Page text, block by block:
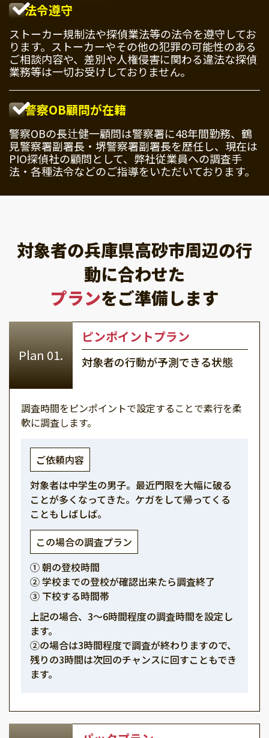
法令遵守
ストーカー規制法や探偵業法等の法令を遵守してお
ります。ストーカーやその他の犯罪の可能性のある
ご相談内容や、差別や人権侵害に関わる違法な探偵
業務等は一切お受けしておりません。
警察OB顧問が在籍
警察OBの長辻健一顧問は警察署に48年間勤務、鶴
見警察署副署長・堺警察署副署長を歴任し、現在は
PIO探偵社の顧問として、弊社従業員への調査手
法・各種法令などのご指導をいただいております。
対象者の兵庫県高砂市周辺の行
動に合わせた
プランをご準備します
ピンポイントプラン
対象者の行動が予測できる状態
調査時間をピンポイントで設定することで素行を柔
軟に調査します。
ご依頼内容
対象者は中学生の男子。最近門限を大幅に破る
ことが多くなってきた。ケガをして帰ってくる
こともしばしば。
この場合の調査プラン
① 朝の登校時間
② 学校までの登校が確認出来たら調査終了
③ 下校する時間帯
上記の場合、3～6時間程度の調査時間を設定し
ます。
②の場合は3時間程度で調査が終わりますので、
残りの3時間は次回のチャンスに回すこともでき
ます。